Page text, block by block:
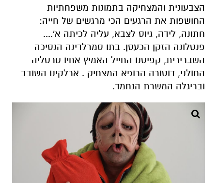
הצבעונית והמצחיקה בתמונות משפחתיות
החושפות את הרגעים הכי מרגשים של חייה:
חתונה, לידה, גיוס לצבא, עליה לכיתה א'....
פנטלונה הזקן הכעסן. בתו סמרלדינה הנסיכה
השברירית, קפיטנו החייל האמיץ אחיו טרטליה
החולני, דוטורה הרופא המצחיק . ארלקינו השובב
ובריגלה המשרת הנחמד.